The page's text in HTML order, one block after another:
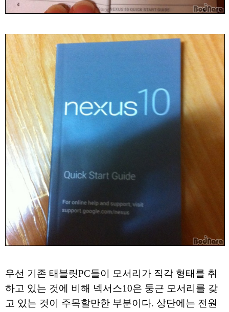
우선 기존 태블릿PC들이 모서리가 직각 형태를 취
하고 있는 것에 비해 넥서스10은 둥근 모서리를 갖
고 있는 것이 주목할만한 부분이다. 상단에는 전원